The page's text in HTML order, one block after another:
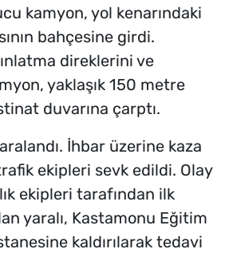
kamyon, yol kenarındaki
bahçesine girdi.
direklerini ve
yaklaşık 150 metre
duvarına çarptı.
İhbar üzerine kaza
ekipleri sevk edildi. Olay
ekipleri tarafından ilk
yaralı, Kastamonu Eğitim
kaldırılarak tedavi